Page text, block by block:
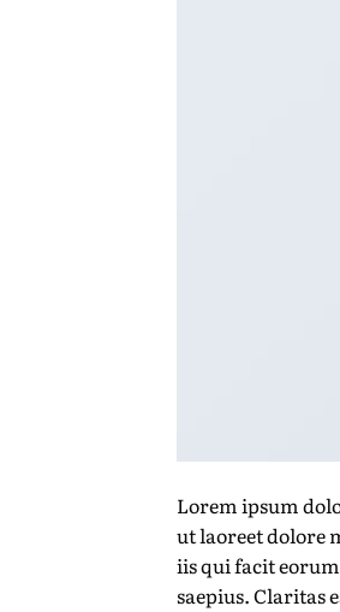
Lorem ipsum
ut laoreet dolore
iis qui facit
saepius. Claritas